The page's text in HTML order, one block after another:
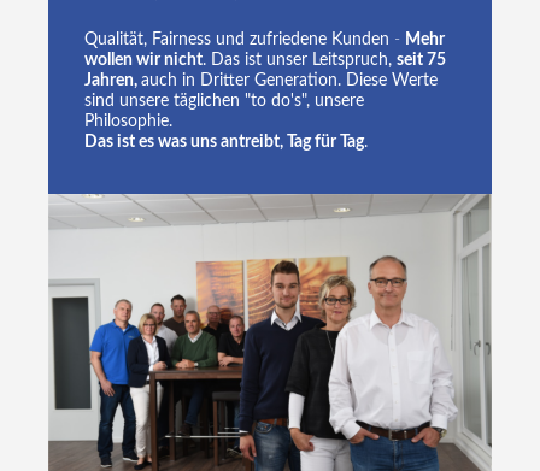
Qualität, Fairness und zufriedene Kunden - Mehr
wollen wir nicht. Das ist unser Leitspruch, seit 75
Jahren, auch in Dritter Generation. Diese Werte
sind unsere täglichen "to do's", unsere
Philosophie.
Das ist es was uns antreibt, Tag für Tag.